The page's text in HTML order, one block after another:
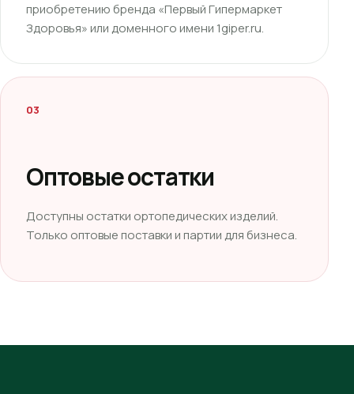
приобретению бренда «Первый Гипермаркет
Здоровья» или доменного имени 1giper.ru.
03
Оптовые остатки
Доступны остатки ортопедических изделий.
Только оптовые поставки и партии для бизнеса.